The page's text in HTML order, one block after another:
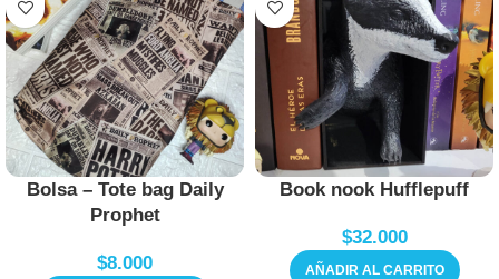
Bolsa – Tote bag Daily
Prophet
$8.000
Book nook Hufflepuff
$32.000
AÑADIR AL CARRITO